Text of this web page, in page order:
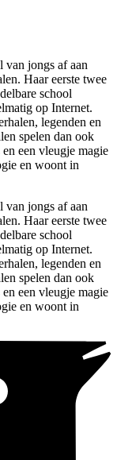
van jongs af aan
Haar eerste twee
school
op Internet.
legenden en
spelen dan ook
en een vleugje magie
en woont in
van jongs af aan
Haar eerste twee
school
op Internet.
legenden en
spelen dan ook
en een vleugje magie
en woont in